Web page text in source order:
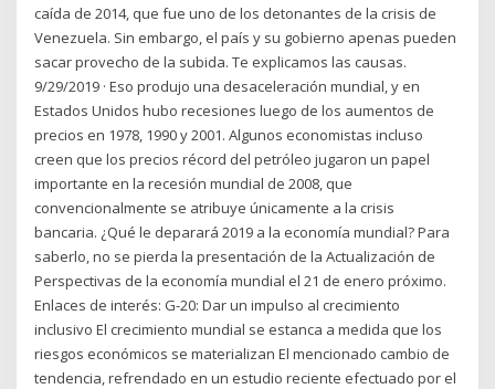
caída de 2014, que fue uno de los detonantes de la crisis de
Venezuela. Sin embargo, el país y su gobierno apenas pueden
sacar provecho de la subida. Te explicamos las causas.
9/29/2019 · Eso produjo una desaceleración mundial, y en
Estados Unidos hubo recesiones luego de los aumentos de
precios en 1978, 1990 y 2001. Algunos economistas incluso
creen que los precios récord del petróleo jugaron un papel
importante en la recesión mundial de 2008, que
convencionalmente se atribuye únicamente a la crisis
bancaria. ¿Qué le deparará 2019 a la economía mundial? Para
saberlo, no se pierda la presentación de la Actualización de
Perspectivas de la economía mundial el 21 de enero próximo.
Enlaces de interés: G-20: Dar un impulso al crecimiento
inclusivo El crecimiento mundial se estanca a medida que los
riesgos económicos se materializan El mencionado cambio de
tendencia, refrendado en un estudio reciente efectuado por el